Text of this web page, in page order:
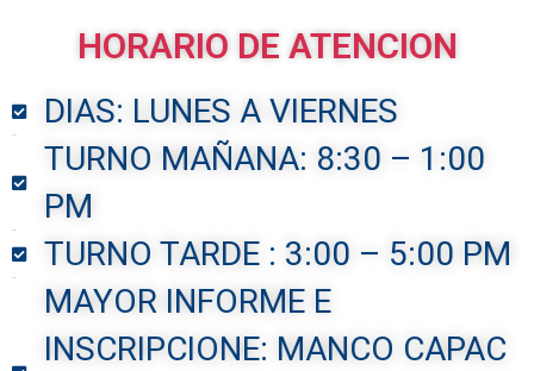
HORARIO DE ATENCION
DIAS: LUNES A VIERNES
TURNO MAÑANA: 8:30 – 1:00
PM
TURNO TARDE : 3:00 – 5:00 PM
MAYOR INFORME E
INSCRIPCIONE: MANCO CAPAC